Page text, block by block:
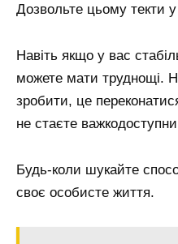
Дозвольте цьому текти
Навіть якщо у вас
можете мати труднощі.
зробити, це
не стаєте
Будь-коли шукайте
своє особисте життя.